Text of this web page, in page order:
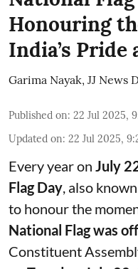
Honouring
India’s
Garima Nayak, JJ News
Published on: 22 Jul 2025,
Updated on: 22 Jul 2025,
Every year on July
Flag Day , also
to honour the
National Flag was
Constituent